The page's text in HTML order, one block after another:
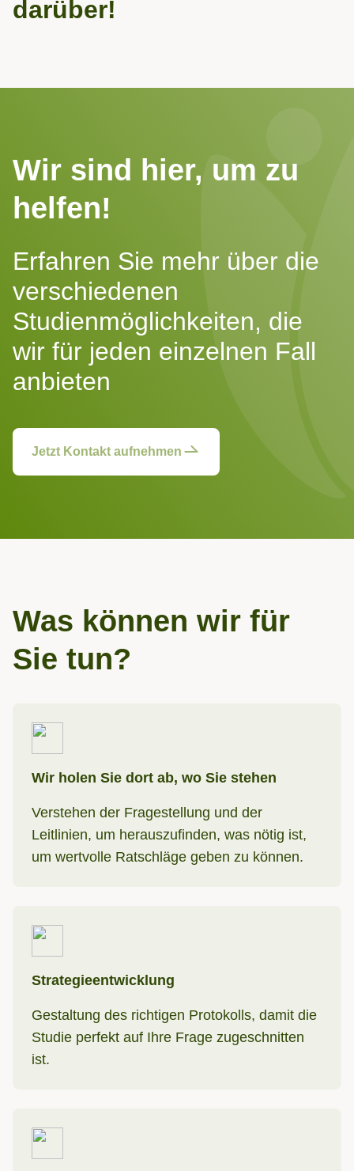
darüber!
Wir sind hier, um zu
helfen!
Erfahren Sie mehr über die
verschiedenen
Studienmöglichkeiten, die
wir für jeden einzelnen Fall
anbieten
Jetzt Kontakt aufnehmen
Was können wir für
Sie tun?
Wir holen Sie dort ab, wo Sie stehen
Verstehen der Fragestellung und der
Leitlinien, um herauszufinden, was nötig ist,
um wertvolle Ratschläge geben zu können.
Strategieentwicklung
Gestaltung des richtigen Protokolls, damit die
Studie perfekt auf Ihre Frage zugeschnitten
ist.